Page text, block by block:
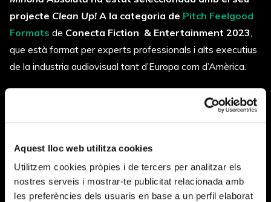
Aquest lloc web utilitza cookies
Utilitzem cookies pròpies i de tercers per analitzar els
nostres serveis i mostrar-te publicitat relacionada amb
les preferències dels usuaris en base a un perfil elaborat
projecte Clean Up! A la categoria de Pitch Feelgood
Formats de Conecta Fiction & Entertainment 2023,
que està format per experts professionals i alts executius
de la industria audiovisual tant d’Europa com d’Amèrica.
sèrie de ficció que serà presentada dins la categoriaPitch
Copro Series, que convoca les sèries de ficció de
pressupost “estandard”.
Ambdós projectes es presentaran durant la celebració del
mercat que tindrà lloc a Toledo del 26 al 29 de juny.